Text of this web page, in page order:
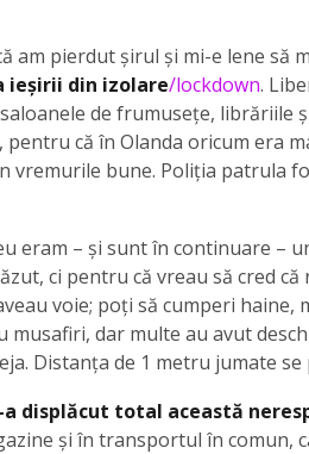
am pierdut șirul și mi-e lene să
ieșirii din izolare/lockdown.
de frumusețe, librăriile
pentru că în Olanda oricum era
vremurile bune. Poliția patrula
eram – și sunt în continuare –
ci pentru că vreau să cred
voie; poți să cumperi
musafiri, dar multe au avut
Distanța de 1 metru jumate
a displăcut total această
și în transportul în comun,